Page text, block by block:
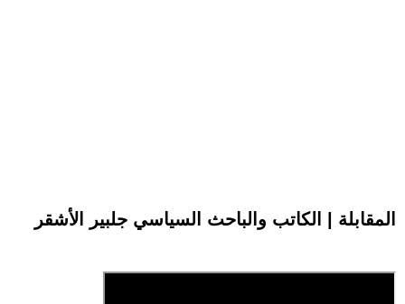
المقابلة | الكاتب والباحث السياسي جلبير الأشقر